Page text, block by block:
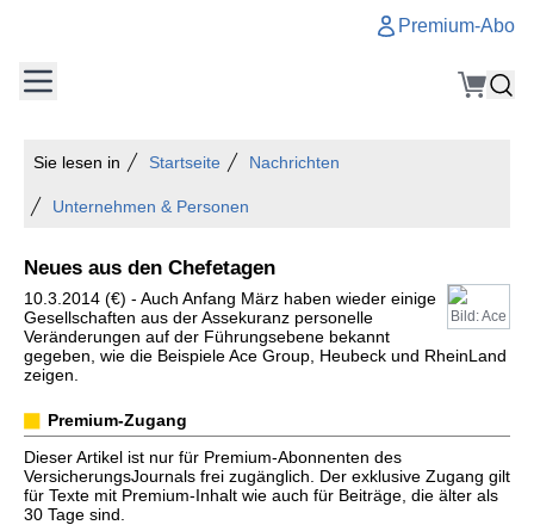
Premium-Abo
Sie lesen in Startseite Nachrichten
Unternehmen & Personen
Neues aus den Chefetagen
Bild: Ace
10.3.2014 (€) - Auch Anfang März haben wieder einige
Gesellschaften aus der Assekuranz personelle
Veränderungen auf der Führungsebene bekannt
gegeben, wie die Beispiele Ace Group, Heubeck und RheinLand
zeigen.
Premium-Zugang
Dieser Artikel ist nur für Premium-Abonnenten des
VersicherungsJournals frei zugänglich. Der exklusive Zugang gilt
für Texte mit Premium-Inhalt wie auch für Beiträge, die älter als
30 Tage sind.